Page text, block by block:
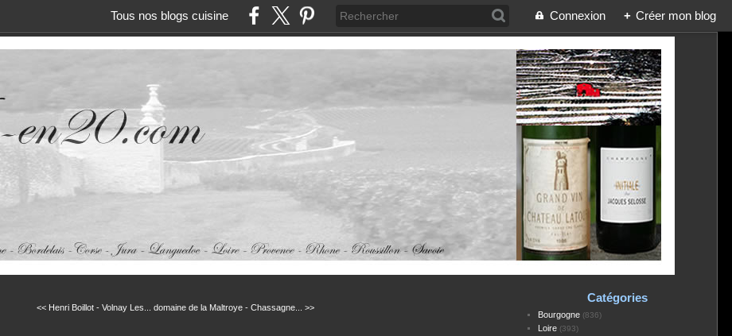
Tous nos blogs cuisine Connexion + Créer mon blog
<< Henri Boillot - Volnay Les... domaine de la Maltroye - Chassagne... >>
Catégories
Bourgogne(836)
Loire(393)